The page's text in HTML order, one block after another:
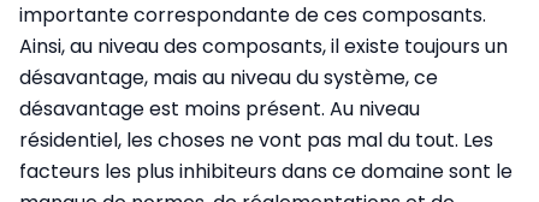
importante correspondante de ces composants.
Ainsi, au niveau des composants, il existe toujours un
désavantage, mais au niveau du système, ce
désavantage est moins présent. Au niveau
résidentiel, les choses ne vont pas mal du tout. Les
facteurs les plus inhibiteurs dans ce domaine sont le